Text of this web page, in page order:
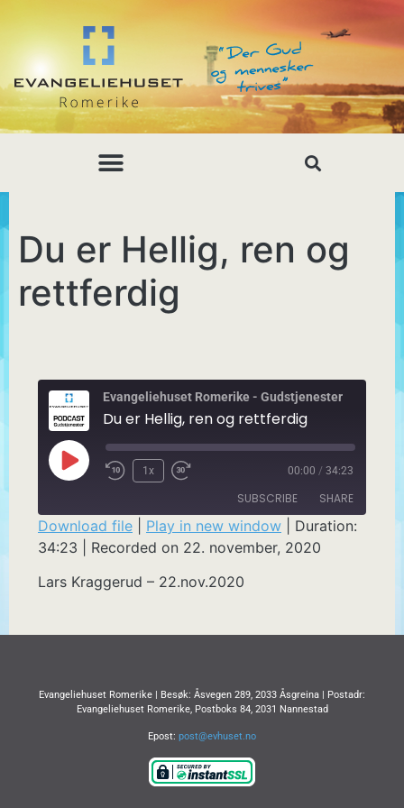
Du er Hellig, ren og
rettferdig
Evangeliehuset Romerike - Gudstjenester
Du er Hellig, ren og rettferdig
1x 00:00 / 34:23
SUBSCRIBE SHARE
SHARE
LINK
Download file Play in new window
Duration:
34:23
Recorded on 22. november, 2020
Lars Kraggerud – 22.nov.2020
Evangeliehuset Romerike | Besøk: Åsvegen 289, 2033 Åsgreina | Postadr:
Evangeliehuset Romerike, Postboks 84, 2031 Nannestad
Epost: post@evhuset.no